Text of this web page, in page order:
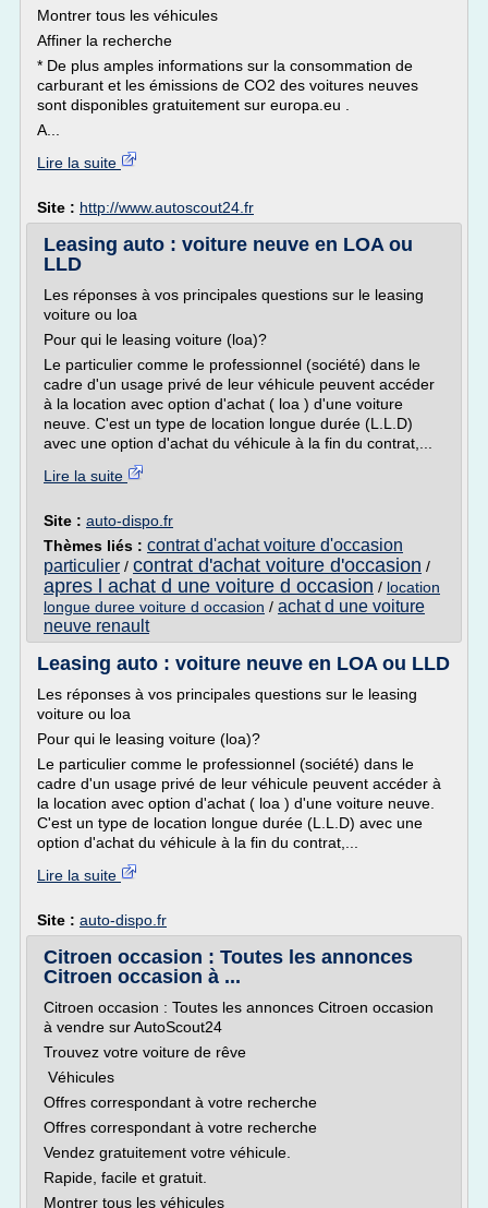
Montrer tous les véhicules
Affiner la recherche
* De plus amples informations sur la consommation de
carburant et les émissions de CO2 des voitures neuves
sont disponibles gratuitement sur europa.eu .
A...
Lire la suite
Site : http://www.autoscout24.fr
Leasing auto : voiture neuve en LOA ou
LLD
Les réponses à vos principales questions sur le leasing
voiture ou loa
Pour qui le leasing voiture (loa)?
Le particulier comme le professionnel (société) dans le
cadre d'un usage privé de leur véhicule peuvent accéder
à la location avec option d'achat ( loa ) d'une voiture
neuve. C'est un type de location longue durée (L.L.D)
avec une option d'achat du véhicule à la fin du contrat,...
Lire la suite
Site : auto-dispo.fr
Thèmes liés : contrat d'achat voiture d'occasion
particulier / contrat d'achat voiture d'occasion /
apres l achat d une voiture d occasion / location
longue duree voiture d occasion / achat d une voiture
neuve renault
Leasing auto : voiture neuve en LOA ou LLD
Les réponses à vos principales questions sur le leasing
voiture ou loa
Pour qui le leasing voiture (loa)?
Le particulier comme le professionnel (société) dans le
cadre d'un usage privé de leur véhicule peuvent accéder à
la location avec option d'achat ( loa ) d'une voiture neuve.
C'est un type de location longue durée (L.L.D) avec une
option d'achat du véhicule à la fin du contrat,...
Lire la suite
Site : auto-dispo.fr
Citroen occasion : Toutes les annonces
Citroen occasion à ...
Citroen occasion : Toutes les annonces Citroen occasion
à vendre sur AutoScout24
Trouvez votre voiture de rêve
Véhicules
Offres correspondant à votre recherche
Offres correspondant à votre recherche
Vendez gratuitement votre véhicule.
Rapide, facile et gratuit.
Montrer tous les véhicules